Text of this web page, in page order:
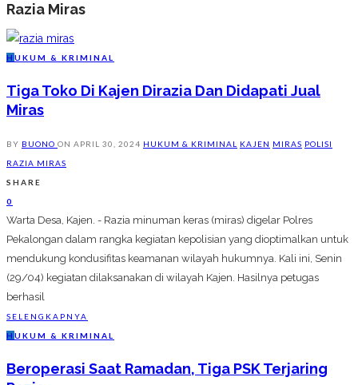
Razia Miras
H UKUM & KRIMINAL
Tiga Toko Di Kajen Dirazia Dan Didapati Jual
Miras
BY BUONO ON APRIL 30, 2024 HUKUM & KRIMINAL KAJEN MIRAS POLISI
RAZIA MIRAS
SHARE
0
Warta Desa, Kajen. - Razia minuman keras (miras) digelar Polres
Pekalongan dalam rangka kegiatan kepolisian yang dioptimalkan untuk
mendukung kondusifitas keamanan wilayah hukumnya. Kali ini, Senin
(29/04) kegiatan dilaksanakan di wilayah Kajen. Hasilnya petugas
berhasil
SELENGKAPNYA
H UKUM & KRIMINAL
Beroperasi Saat Ramadan, Tiga PSK Terjaring